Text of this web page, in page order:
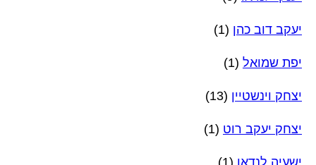
יעקב דוב כהן (1)
יפת שמואל (1)
יצחק וינשטיין (13)
יצחק יעקב רוט (1)
ישעיה לנדאו (1)